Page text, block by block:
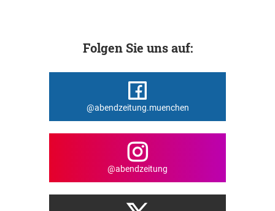
Folgen Sie uns auf:
@abendzeitung.muenchen
@abendzeitung